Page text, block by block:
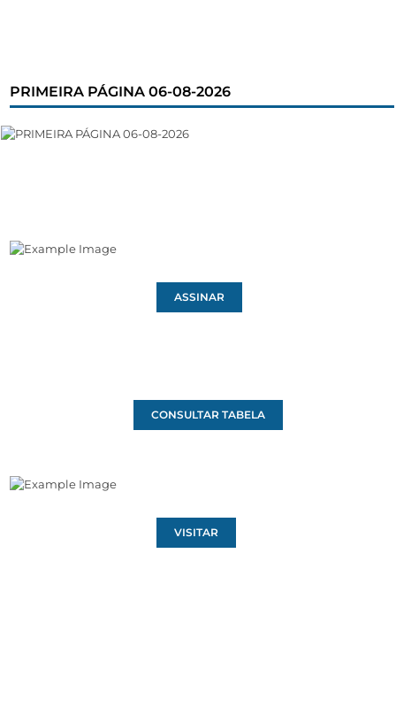
PRIMEIRA PÁGINA 06-08-2026
ASSINAR
CONSULTAR TABELA
VISITAR